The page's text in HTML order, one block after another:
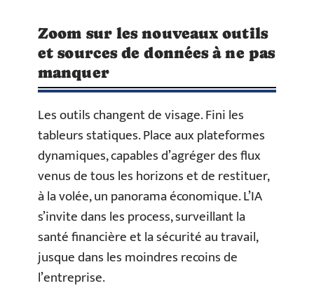
Zoom sur les nouveaux outils
et sources de données à ne pas
manquer
Les outils changent de visage. Fini les
tableurs statiques. Place aux plateformes
dynamiques, capables d’agréger des flux
venus de tous les horizons et de restituer,
à la volée, un panorama économique. L’IA
s’invite dans les process, surveillant la
santé financière et la sécurité au travail,
jusque dans les moindres recoins de
l’entreprise.